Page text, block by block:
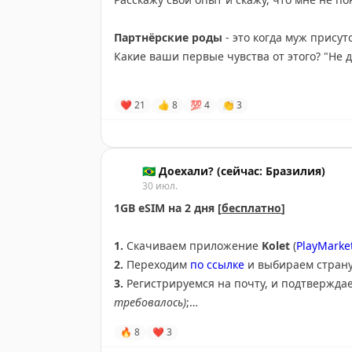
Партнёрские роды - это когда муж
Какие ваши первые чувства от этого? "Не
дышать, а потом на самих родах мужья
Начнём с азов - мы решили рожать в
https://t.me/doehali/5680
С собой на роды можно взять одного
Мы с Катей на курсы не ходили, и дышать
русскоговорящую помощницу, чтобы
конце концов.
❤ 21 👍 8 💯 4 👏 3
🇧🇷 Доехали? (сейчас: Бразилия)
30 июл.
1GB eSIM на 2 дня [бесплатно]
1. Скачиваем приложение Kolet (
2. Переходим по ссылке и выбираем
3. Регистрируемся на почту, и
требовалось);
номер телефона - можно свой, либо любой
🔥 8 ❤ 3